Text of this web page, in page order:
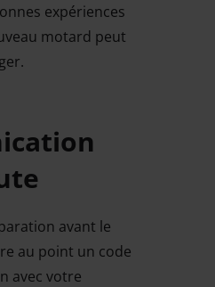
expériences
motard peut
avant le
au point un code
avec votre